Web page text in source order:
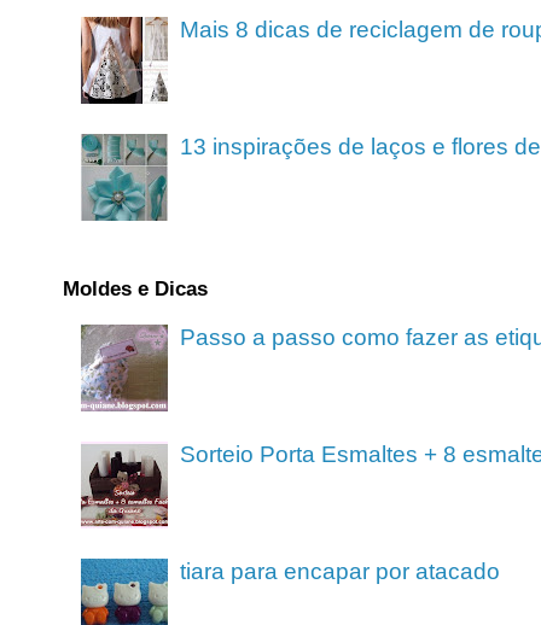
Mais 8 dicas de reciclagem de
13 inspirações de laços e flores
Moldes e Dicas
Passo a passo como fazer as
Sorteio Porta Esmaltes + 8
tiara para encapar por atacado